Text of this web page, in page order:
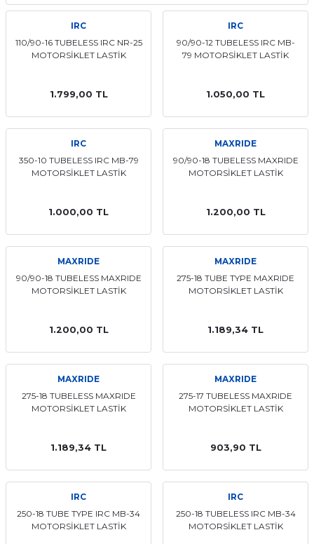
IRC
110/90-16 TUBELESS IRC NR-25
MOTORSİKLET LASTİK
1.799,00 TL
IRC
90/90-12 TUBELESS IRC MB-
79 MOTORSİKLET LASTİK
1.050,00 TL
IRC
350-10 TUBELESS IRC MB-79
MOTORSİKLET LASTİK
1.000,00 TL
MAXRIDE
90/90-18 TUBELESS MAXRIDE
MOTORSİKLET LASTİK
1.200,00 TL
MAXRIDE
90/90-18 TUBELESS MAXRIDE
MOTORSİKLET LASTİK
1.200,00 TL
MAXRIDE
275-18 TUBE TYPE MAXRIDE
MOTORSİKLET LASTİK
1.189,34 TL
MAXRIDE
275-18 TUBELESS MAXRIDE
MOTORSİKLET LASTİK
1.189,34 TL
MAXRIDE
275-17 TUBELESS MAXRIDE
MOTORSİKLET LASTİK
903,90 TL
IRC
250-18 TUBE TYPE IRC MB-34
MOTORSİKLET LASTİK
IRC
250-18 TUBELESS IRC MB-34
MOTORSİKLET LASTİK